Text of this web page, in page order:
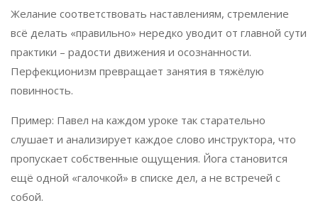
Желание соответствовать наставлениям, стремление
всё делать «правильно» нередко уводит от главной сути
практики – радости движения и осознанности.
Перфекционизм превращает занятия в тяжёлую
повинность.
Пример: Павел на каждом уроке так старательно
слушает и анализирует каждое слово инструктора, что
пропускает собственные ощущения. Йога становится
ещё одной «галочкой» в списке дел, а не встречей с
собой.